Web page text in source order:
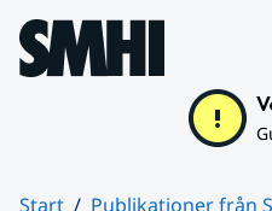
Hoppa till sidans innehåll
Start
Publikationer från